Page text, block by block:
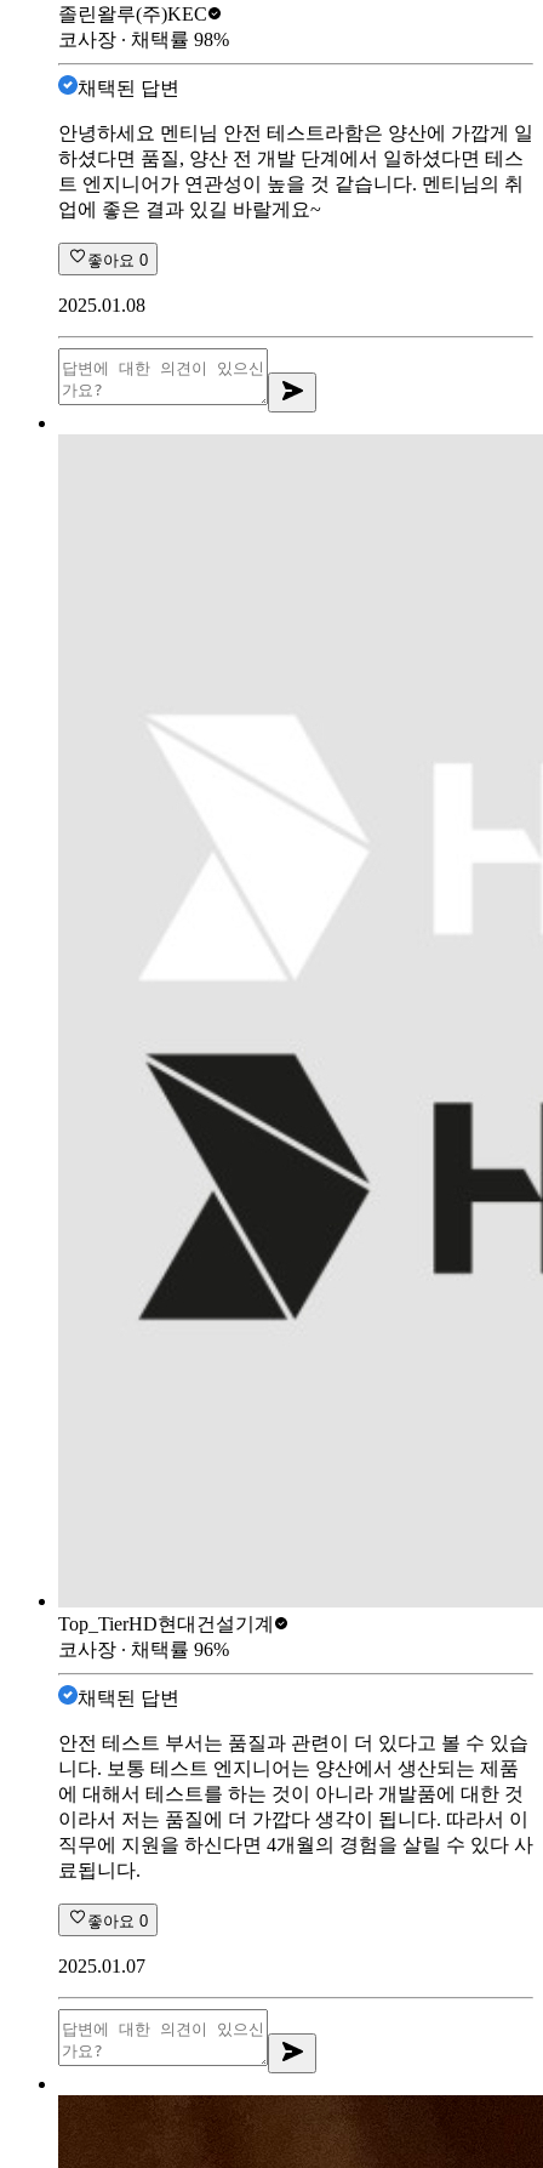
졸린왈루(주)KEC
코사장 ∙ 채택률 98%
채택된 답변
안녕하세요 멘티님 안전 테스트라함은 양산에 가깝게 일
하셨다면 품질, 양산 전 개발 단계에서 일하셨다면 테스
트 엔지니어가 연관성이 높을 것 같습니다. 멘티님의 취
업에 좋은 결과 있길 바랄게요~
좋아요 0
2025.01.08
Top_TierHD현대건설기계
코사장 ∙ 채택률 96%
채택된 답변
안전 테스트 부서는 품질과 관련이 더 있다고 볼 수 있습
니다. 보통 테스트 엔지니어는 양산에서 생산되는 제품
에 대해서 테스트를 하는 것이 아니라 개발품에 대한 것
이라서 저는 품질에 더 가깝다 생각이 됩니다. 따라서 이
직무에 지원을 하신다면 4개월의 경험을 살릴 수 있다 사
료됩니다.
좋아요 0
2025.01.07